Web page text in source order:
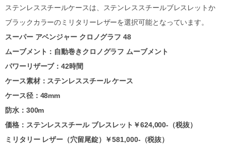
ステンレススチールケースは、ステンレススチールブレスレットか
ブラックカラーのミリタリーレザーを選択可能となっています。
スーパー アベンジャー クロノグラフ 48
ムーブメント：自動巻きクロノグラフ ムーブメント
パワーリザーブ：42時間
ケース素材：ステンレススチール ケース
ケース径：48mm
防水：300m
価格：ステンレススチール ブレスレット￥624,000-（税抜）
ミリタリー レザー（穴留尾錠）￥581,000-（税抜）